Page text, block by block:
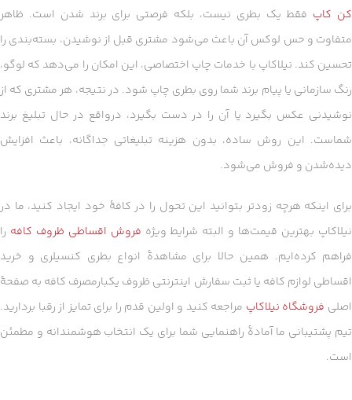
کن کاپ فقط یک بطری نیست، بلکه فرصتی برای برند شدن است. ظاهر
متفاوت و حس لوکس آن باعث می‌شود مشتری قبل از نوشیدن، بسته‌بندی را
تحسین کند. نیلاکاپ با خدمات چاپ اختصاصی، این امکان را می‌دهد که لوگو،
رنگ سازمانی یا پیام برند شما روی بطری چاپ شود. در نتیجه، هر مشتری که از
نوشیدنی عکس بگیرد یا آن را در دست بگیرد، درواقع در حال تبلیغ برند
شماست. این روش ساده، بدون هزینه تبلیغاتی جداگانه، باعث افزایش
دیده‌شدن و فروش می‌شود.
برای اینکه هرچه زودتر بتوانید این تحول را در کافهٔ خود ایجاد کنید، ما در
نیلاکاپ بهترین قیمت‌ها و البته شرایط ویژه فروش اقساطی ظروف کافه را
فراهم کرده‌ایم. همین حالا برای مشاهدهٔ انواع بطری کنسیلری و خرید
اقساطی لوازم کافه یا ثبت سفارش اینترنتی ظروف یکبارمصرف کافه به صفحهٔ
اصلی فروشگاه نیلاکاپ مراجعه کنید و اولین قدم را برای تمایز از رقبا بردارید.
تیم پشتیبانی ما آمادهٔ راهنمایی شما برای یک انتخاب هوشمندانه و مطمئن
است.